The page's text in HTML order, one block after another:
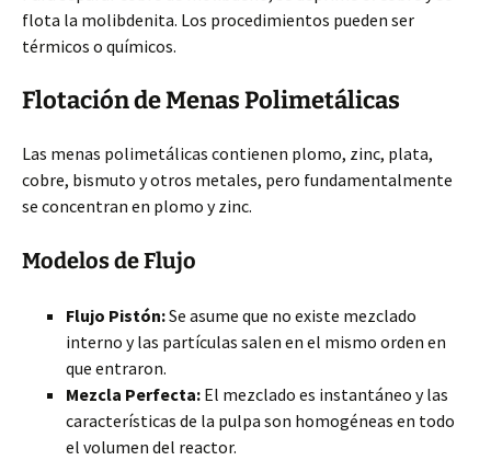
flota la molibdenita. Los procedimientos pueden ser
térmicos o químicos.
Flotación de Menas Polimetálicas
Las menas polimetálicas contienen plomo, zinc, plata,
cobre, bismuto y otros metales, pero fundamentalmente
se concentran en plomo y zinc.
Modelos de Flujo
Flujo Pistón:Se asume que no existe mezclado
interno y las partículas salen en el mismo orden en
que entraron.
Mezcla Perfecta: El mezclado es instantáneo y las
características de la pulpa son homogéneas en todo
el volumen del reactor.